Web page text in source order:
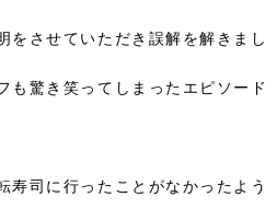
をさせていただき誤解を解きま
も驚き笑ってしまったエピソー
寿司に行ったことがなかったよ